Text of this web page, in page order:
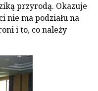
przyrodą. Okazuje
nie ma podziału na
i to, co należy